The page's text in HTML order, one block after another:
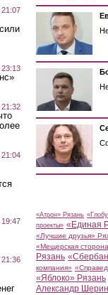
«Атрон» Рязань
проекты» «Единая
«Лучшие друзья»
«Мещерская
Рязань
компания»
«Яблоко» Рязань
Александр Шерин